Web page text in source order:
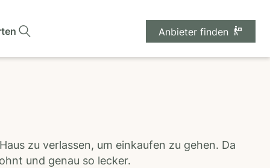
Anbieter finden
zu verlassen, um einkaufen zu gehen. Da
und genau so lecker.